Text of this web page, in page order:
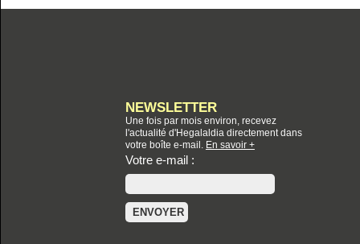
NEWSLETTER
Une fois par mois environ, recevez
l'actualité d'Hegalaldia directement dans
votre boîte e-mail.
En savoir +
Votre e-mail :